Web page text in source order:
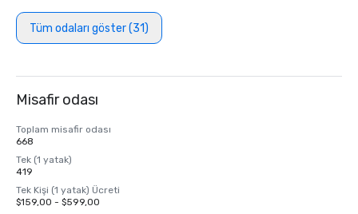
Tüm odaları göster (31)
Misafir odası
Toplam misafir odası
668
Tek (1 yatak)
419
Tek Kişi (1 yatak) Ücreti
$159,00 - $599,00